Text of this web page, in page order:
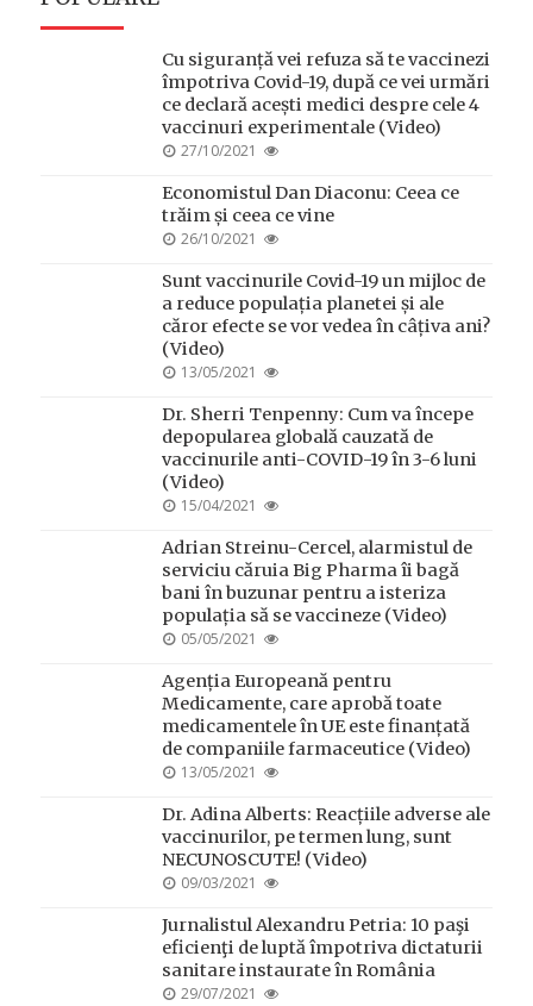
Cu siguranță vei refuza să te vaccinezi
împotriva Covid-19, după ce vei urmări
ce declară acești medici despre cele 4
vaccinuri experimentale (Video)
POSTED
27/10/2021
Economistul Dan Diaconu: Ceea ce
trăim și ceea ce vine
POSTED
26/10/2021
Sunt vaccinurile Covid-19 un mijloc de
a reduce populația planetei și ale
căror efecte se vor vedea în câțiva ani?
(Video)
POSTED
13/05/2021
Dr. Sherri Tenpenny: Cum va începe
depopularea globală cauzată de
vaccinurile anti-COVID-19 în 3-6 luni
(Video)
POSTED
15/04/2021
Adrian Streinu-Cercel, alarmistul de
serviciu căruia Big Pharma îi bagă
bani în buzunar pentru a isteriza
populația să se vaccineze (Video)
POSTED
05/05/2021
Agenția Europeană pentru
Medicamente, care aprobă toate
medicamentele în UE este finanțată
de companiile farmaceutice (Video)
POSTED
13/05/2021
Dr. Adina Alberts: Reacțiile adverse ale
vaccinurilor, pe termen lung, sunt
NECUNOSCUTE! (Video)
POSTED
09/03/2021
Jurnalistul Alexandru Petria: 10 paşi
eficienţi de luptă împotriva dictaturii
sanitare instaurate în România
POSTED
29/07/2021